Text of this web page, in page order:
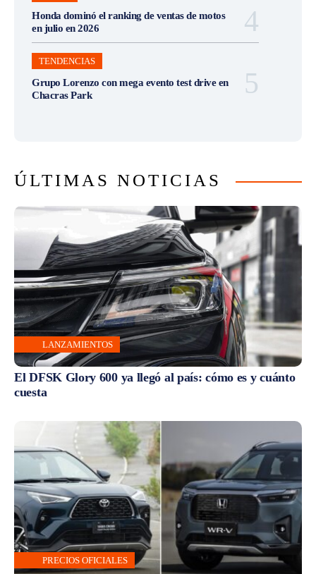
Honda dominó el ranking de ventas de motos
en julio en 2026
TENDENCIAS
Grupo Lorenzo con mega evento test drive en
Chacras Park
ÚLTIMAS NOTICIAS
LANZAMIENTOS
El DFSK Glory 600 ya llegó al país: cómo es y cuánto
cuesta
PRECIOS OFICIALES